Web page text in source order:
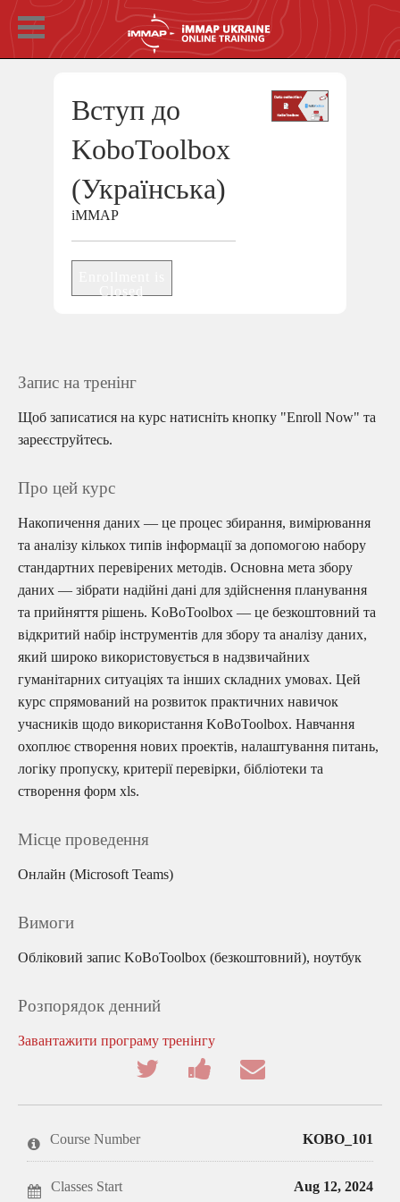
Вступ до
KoboToolbox
(Українська)
iMMAP
Запис на тренінг
Щоб записатися на курс натисніть кнопку "Enroll Now" та
зареєструйтесь.
Про цей курс
Накопичення даних — це процес збирання, вимірювання
та аналізу кількох типів інформації за допомогою набору
стандартних перевірених методів. Основна мета збору
даних — зібрати надійні дані для здійснення планування
та прийняття рішень. KoBoToolbox — це безкоштовний та
відкритий набір інструментів для збору та аналізу даних,
який широко використовується в надзвичайних
гуманітарних ситуаціях та інших складних умовах. Цей
курс спрямований на розвиток практичних навичок
учасників щодо використання KoBoToolbox. Навчання
охоплює створення нових проектів, налаштування питань,
логіку пропуску, критерії перевірки, бібліотеки та
створення форм xls.
Місце проведення
Онлайн (Microsoft Teams)
Вимоги
Обліковий запис KoBoToolbox (безкоштовний), ноутбук
Розпорядок денний
Завантажити програму тренінгу
Tweet
that
enrolled
Post
message
enrolled
Email
someone
say
enrolled
this
course
Course Number KOBO_101
Classes Start Aug 12, 2024